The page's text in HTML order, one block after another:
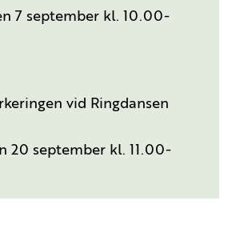
7 september kl. 10.00-
vid Ringdansen
20 september kl. 11.00-